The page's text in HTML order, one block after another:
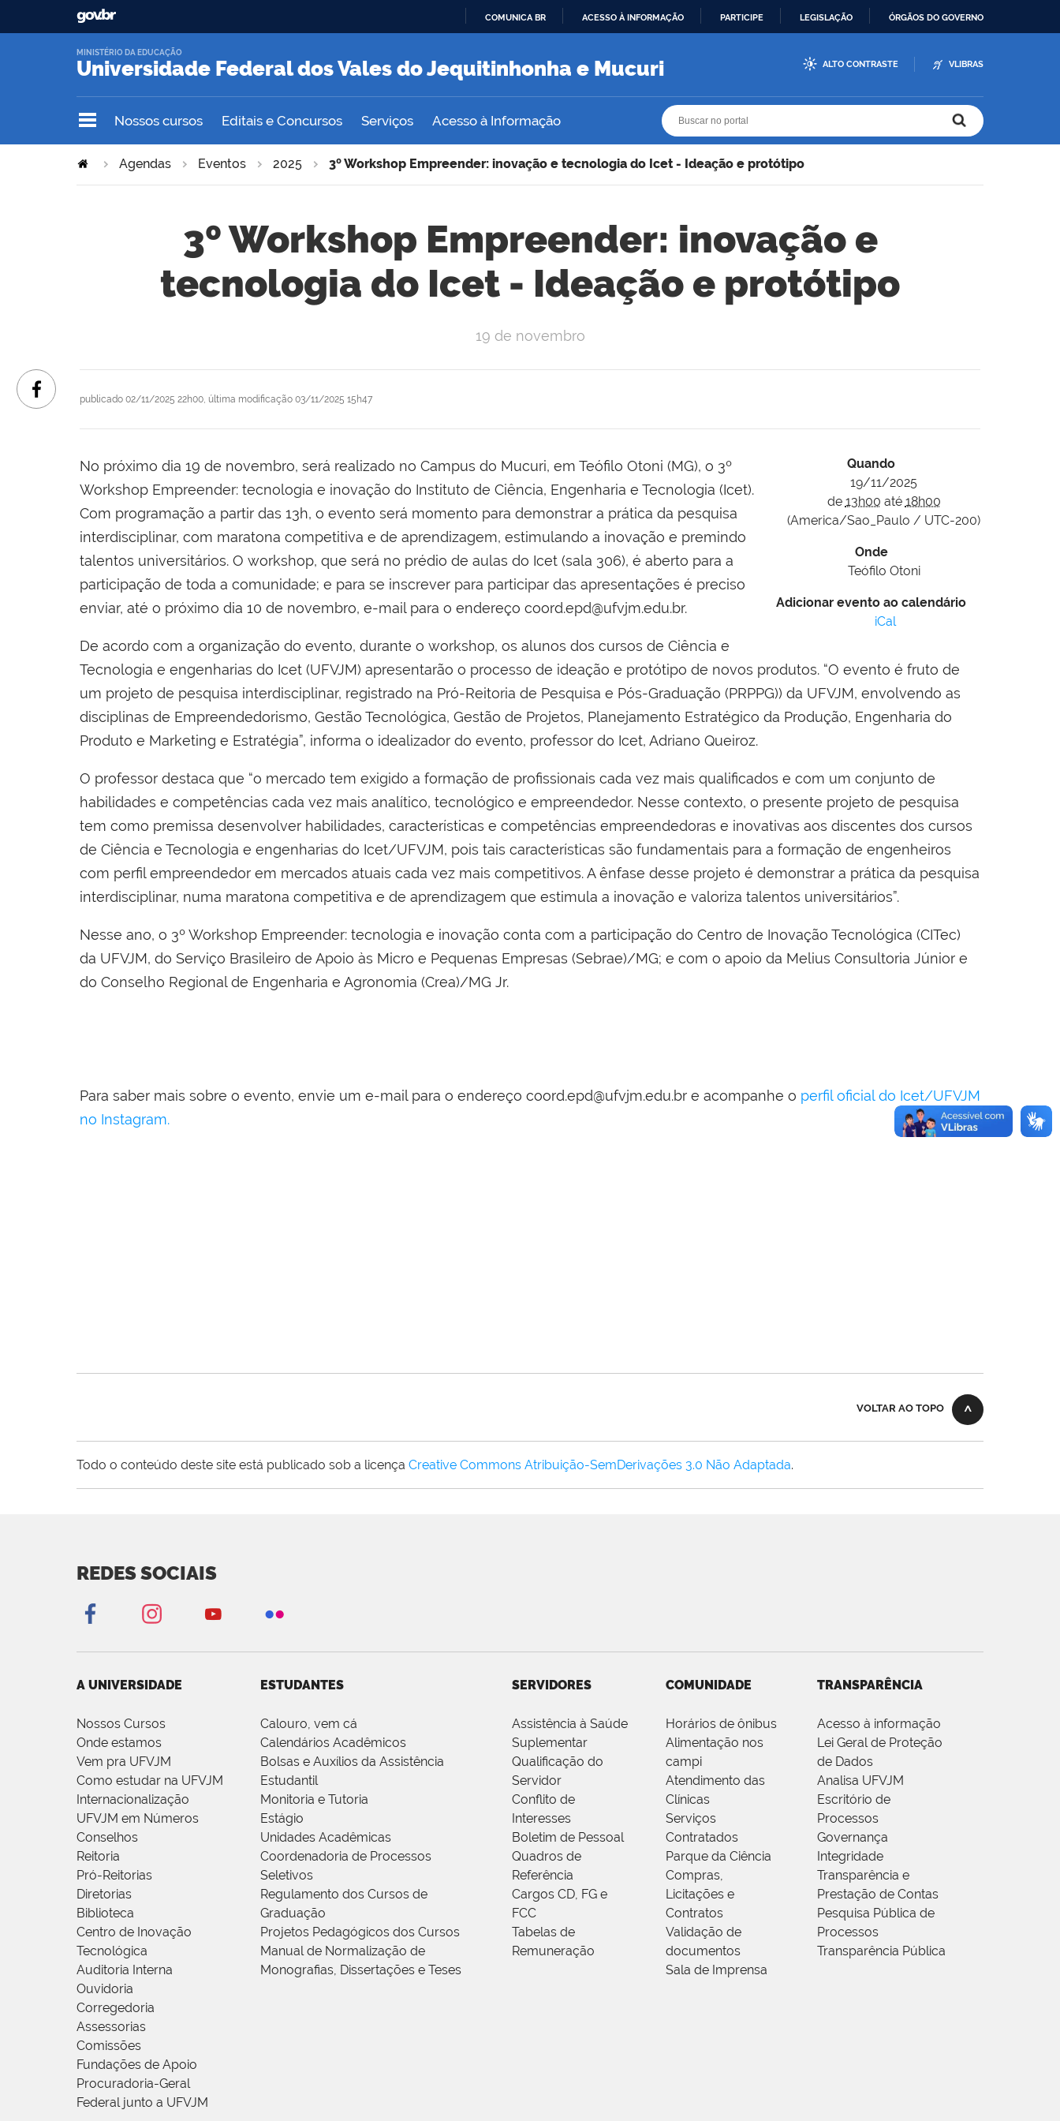
O
COMUNICA BR ACESSO À INFORMAÇÃO PARTICIPE LEGISLAÇÃO ÓRGÃOS DO GOVERNO
Universidade Federal dos Vales do Jequitinhonha e Mucuri
MINISTÉRIO DA EDUCAÇÃO
ALTO CONTRASTE VLIBRAS
Nossos cursos Editais e Concursos Serviços Acesso à Informação
Agendas Eventos 2025 3º Workshop Empreender: inovação e tecnologia do Icet - Ideação e protótipo
3º Workshop Empreender: inovação e
tecnologia do Icet - Ideação e protótipo
publicado 02/11/2025 22h00, última modificação 03/11/2025 15h47
19 de novembro
Quando
19/11/2025
de 13h00 até 18h00
(America/Sao_Paulo / UTC-200)
Onde
Teófilo Otoni
Adicionar evento ao calendário
iCal
No próximo dia 19 de novembro, será realizado no Campus do Mucuri, em Teófilo Otoni (MG), o 3º
Workshop Empreender: tecnologia e inovação do Instituto de Ciência, Engenharia e Tecnologia (Icet).
Com programação a partir das 13h, o evento será momento para demonstrar a prática da pesquisa
interdisciplinar, com maratona competitiva e de aprendizagem, estimulando a inovação e premindo
talentos universitários. O workshop, que será no prédio de aulas do Icet (sala 306), é aberto para a
participação de toda a comunidade; e para se inscrever para participar das apresentações é preciso
enviar, até o próximo dia 10 de novembro, e-mail para o endereço coord.epd@ufvjm.edu.br.
De acordo com a organização do evento, durante o workshop, os alunos dos cursos de Ciência e
Tecnologia e engenharias do Icet (UFVJM) apresentarão o processo de ideação e protótipo de novos produtos. “O evento é fruto de
um projeto de pesquisa interdisciplinar, registrado na Pró-Reitoria de Pesquisa e Pós-Graduação (PRPPG)) da UFVJM, envolvendo as
disciplinas de Empreendedorismo, Gestão Tecnológica, Gestão de Projetos, Planejamento Estratégico da Produção, Engenharia do
Produto e Marketing e Estratégia”, informa o idealizador do evento, professor do Icet, Adriano Queiroz.
O professor destaca que “o mercado tem exigido a formação de profissionais cada vez mais qualificados e com um conjunto de
habilidades e competências cada vez mais analítico, tecnológico e empreendedor. Nesse contexto, o presente projeto de pesquisa
tem como premissa desenvolver habilidades, características e competências empreendedoras e inovativas aos discentes dos cursos
de Ciência e Tecnologia e engenharias do Icet/UFVJM, pois tais características são fundamentais para a formação de engenheiros
com perfil empreendedor em mercados atuais cada vez mais competitivos. A ênfase desse projeto é demonstrar a prática da pesquisa
interdisciplinar, numa maratona competitiva e de aprendizagem que estimula a inovação e valoriza talentos universitários”.
Nesse ano, o 3º Workshop Empreender: tecnologia e inovação conta com a participação do Centro de Inovação Tecnológica (CITec)
da UFVJM, do Serviço Brasileiro de Apoio às Micro e Pequenas Empresas (Sebrae)/MG; e com o apoio da Melius Consultoria Júnior e
do Conselho Regional de Engenharia e Agronomia (Crea)/MG Jr.
Para saber mais sobre o evento, envie um e-mail para o endereço coord.epd@ufvjm.edu.br e acompanhe o perfil oficial do Icet/UFVJM
no Instagram.
VOLTAR AO TOPO
Todo o conteúdo deste site está publicado sob a licença Creative Commons Atribuição-SemDerivações 3.0 Não Adaptada.
REDES SOCIAIS
A UNIVERSIDADE
Nossos Cursos
Onde estamos
Vem pra UFVJM
Como estudar na UFVJM
Internacionalização
UFVJM em Números
Conselhos
Reitoria
Pró-Reitorias
Diretorias
Biblioteca
Centro de Inovação
Tecnológica
Auditoria Interna
Ouvidoria
Corregedoria
Assessorias
Comissões
Fundações de Apoio
Procuradoria-Geral
Federal junto a UFVJM
ESTUDANTES
Calouro, vem cá
Calendários Acadêmicos
Bolsas e Auxílios da Assistência
Estudantil
Monitoria e Tutoria
Estágio
Unidades Acadêmicas
Coordenadoria de Processos
Seletivos
Regulamento dos Cursos de
Graduação
Projetos Pedagógicos dos Cursos
Manual de Normalização de
Monografias, Dissertações e Teses
SERVIDORES
Assistência à Saúde
Suplementar
Qualificação do
Servidor
Conflito de
Interesses
Boletim de Pessoal
Quadros de
Referência
Cargos CD, FG e
FCC
Tabelas de
Remuneração
COMUNIDADE
Horários de ônibus
Alimentação nos
campi
Atendimento das
Clínicas
Serviços
Contratados
Parque da Ciência
Compras,
Licitações e
Contratos
Validação de
documentos
Sala de Imprensa
TRANSPARÊNCIA
Acesso à informação
Lei Geral de Proteção
de Dados
Analisa UFVJM
Escritório de
Processos
Governança
Integridade
Transparência e
Prestação de Contas
Pesquisa Pública de
Processos
Transparência Pública